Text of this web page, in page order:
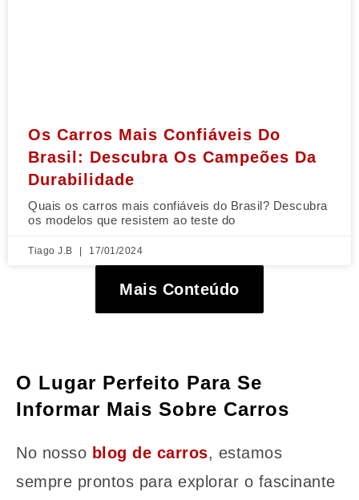
Os Carros Mais Confiáveis Do
Brasil: Descubra Os Campeões Da
Durabilidade
Quais os carros mais confiáveis do Brasil? Descubra
os modelos que resistem ao teste do
Tiago J.B 17/01/2024
Mais Conteúdo
O Lugar Perfeito Para Se
Informar Mais Sobre Carros
No nosso blog de carros, estamos
sempre prontos para explorar o fascinante